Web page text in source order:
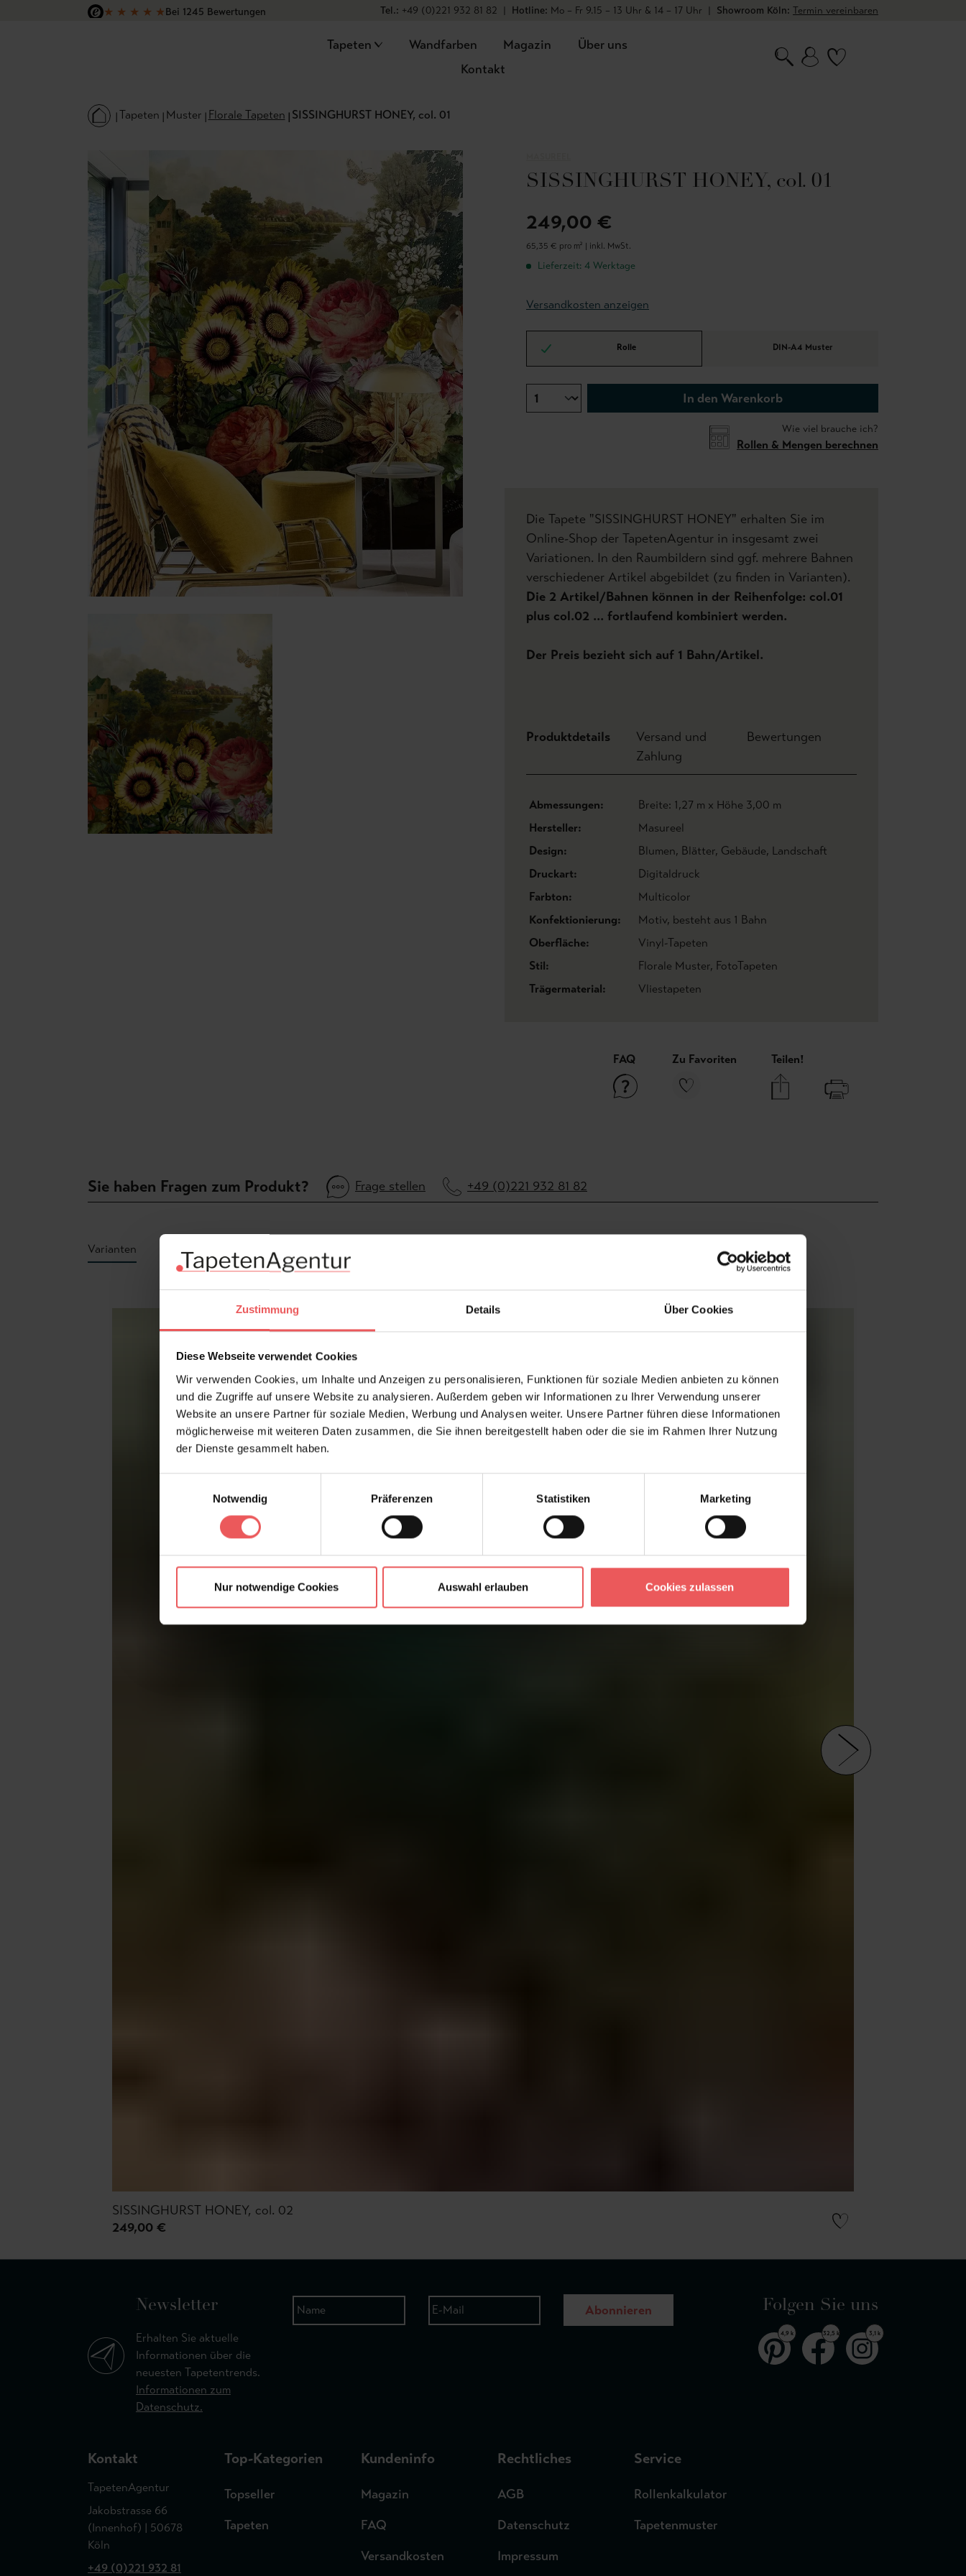
Zustimmung Details Über Cookies
Diese Webseite verwendet Cookies
Wir verwenden Cookies, um Inhalte und Anzeigen zu personalisieren, Funktionen für soziale Medien anbieten zu können
und die Zugriffe auf unsere Website zu analysieren. Außerdem geben wir Informationen zu Ihrer Verwendung unserer
Website an unsere Partner für soziale Medien, Werbung und Analysen weiter. Unsere Partner führen diese Informationen
möglicherweise mit weiteren Daten zusammen, die Sie ihnen bereitgestellt haben oder die sie im Rahmen Ihrer Nutzung
der Dienste gesammelt haben.
Notwendig
Präferenzen Statistiken Marketing
Nur notwendige Cookies Auswahl erlauben Cookies zulassen
Hauptinhalt springen
Zur Suche springen
Zur Hauptnavigation springen
★ ★ ★ ★ ★Bei 1245 Bewertungen
Tel.: +49 (0)221 932 81 82 | Hotline: Mo – Fr 9.15 – 13 Uhr & 14 – 17 Uhr | Showroom Köln: Termin vereinbaren
Tapeten Wandfarben Magazin
Über uns
Kontakt
Tapeten Muster Florale Tapeten SISSINGHURST HONEY, col. 01
SISSINGHURST HONEY, col. 01
249,00 €
65,35 € pro m² | inkl. MwSt.
Lieferzeit: 4 Werktage
Versandkosten anzeigen
Rolle DIN-A4 Muster
In den Warenkorb
Wie viel brauche ich?
Rollen & Mengen berechnen
Die Tapete "SISSINGHURST HONEY" erhalten Sie im
Online-Shop der TapetenAgentur in insgesamt zwei
Variationen. In den Raumbildern sind ggf. mehrere Bahnen
verschiedener Artikel abgebildet (zu finden in Varianten).
Die 2 Artikel/Bahnen können in der Reihenfolge: col.01
plus col.02 ... fortlaufend kombiniert werden.
Der Preis bezieht sich auf 1 Bahn/Artikel.
Produktdetails
Versand und
Zahlung
Bewertungen
Abmessungen:
Breite: 1,27 m x Höhe 3,00 m
Hersteller:
Masureel
Design:
Blumen, Blätter, Gebäude, Landschaft
Druckart:
Digitaldruck
Farbton:
Multicolor
Konfektionierung:
Motiv, besteht aus 1 Bahn
Oberfläche:
Vinyl-Tapeten
Stil:
Florale Muster, FotoTapeten
Trägermaterial:
Vliestapeten
FAQ Zu Favoriten Teilen!
Sie haben Fragen zum Produkt? Frage stellen +49 (0)221 932 81 82
Varianten
Produktgalerie überspringen
SISSINGHURST HONEY, col. 02
249,00 €
Newsletter
Erhalten Sie aktuelle
Informationen über die
neuesten Tapetentrends.
Informationen zum
Datenschutz.
Abonnieren Folgen Sie uns
4,9 k 32,5 k 3,1 k
Kontakt
TapetenAgentur
Jakobstrasse 66
(Innenhof) | 50678
Köln
+49 (0)221 932 81
Top-Kategorien
Topseller
Tapeten
Kundeninfo
Magazin
FAQ
Versandkosten
Rechtliches
AGB
Datenschutz
Impressum
Service
Rollenkalkulator
Tapetenmuster